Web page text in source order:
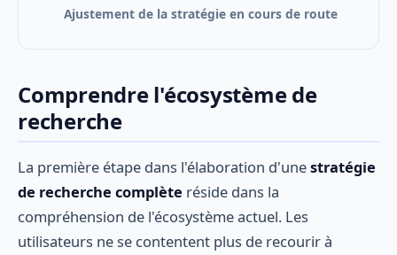
Ajustement de la stratégie en cours de route
Comprendre l'écosystème de
recherche
La première étape dans l'élaboration d'unestratégie
de recherche complète réside dans la
compréhension de l'écosystème actuel. Les
utilisateurs ne se contentent plus de recourir à